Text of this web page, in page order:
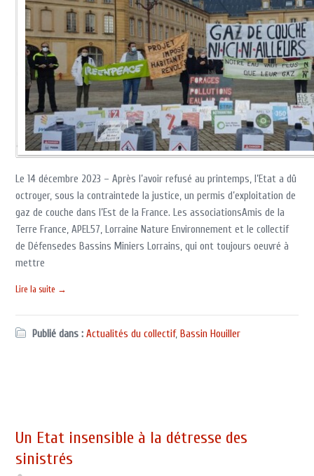
Le 14 décembre 2023 – Après l’avoir refusé au printemps, l’Etat a dû
octroyer, sous la contraintede la justice, un permis d’exploitation de
gaz de couche dans l’Est de la France. Les associationsAmis de la
Terre France, APEL57, Lorraine Nature Environnement et le collectif
de Défensedes Bassins Miniers Lorrains, qui ont toujours oeuvré à
mettre
Lire la suite →
Publié dans : Actualités du collectif, Bassin Houiller
Un Etat insensible à la détresse des
sinistrés